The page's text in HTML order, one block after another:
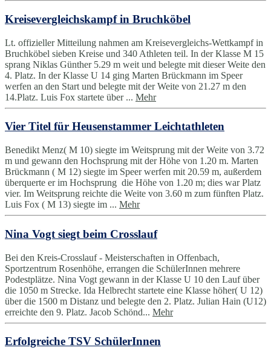
Kreisevergleichskampf in Bruchköbel
Lt. offizieller Mitteilung nahmen am Kreisevergleichs-Wettkampf in
Bruchköbel sieben Kreise und 340 Athleten teil. In der Klasse M 15
sprang Niklas Günther 5.29 m weit und belegte mit dieser Weite den
4. Platz. In der Klasse U 14 ging Marten Brückmann im Speer
werfen an den Start und belegte mit der Weite von 21.27 m den
14.Platz. Luis Fox startete über ... Mehr
Vier Titel für Heusenstammer Leichtathleten
Benedikt Menz( M 10) siegte im Weitsprung mit der Weite von 3.72
m und gewann den Hochsprung mit der Höhe von 1.20 m. Marten
Brückmann ( M 12) siegte im Speer werfen mit 20.59 m, außerdem
überquerte er im Hochsprung die Höhe von 1.20 m; dies war Platz
vier. Im Weitsprung reichte die Weite von 3.60 m zum fünften Platz.
Luis Fox ( M 13) siegte im ... Mehr
Nina Vogt siegt beim Crosslauf
Bei den Kreis-Crosslauf - Meisterschaften in Offenbach,
Sportzentrum Rosenhöhe, errangen die SchülerInnen mehrere
Podestplätze. Nina Vogt gewann in der Klasse U 10 den Lauf über
die 1050 m Strecke. Ida Helbrecht startete eine Klasse höher( U 12)
über die 1500 m Distanz und belegte den 2. Platz. Julian Hain (U12)
erreichte den 9. Platz. Jacob Schönd... Mehr
Erfolgreiche TSV SchülerInnen